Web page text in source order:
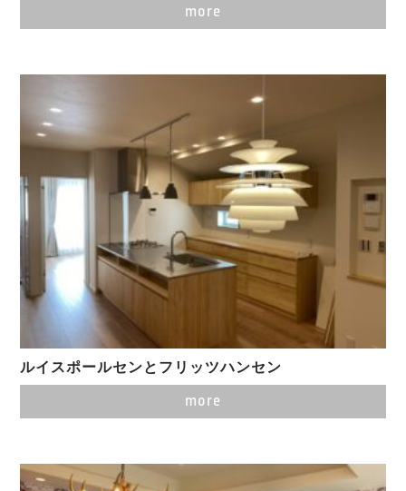
more
ルイスポールセンとフリッツハンセン
more